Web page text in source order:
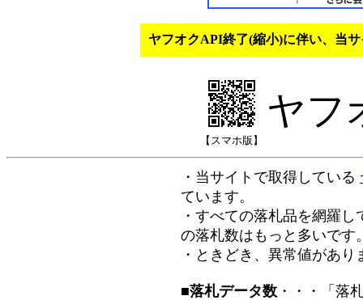
ヤフオクAPI終了(縮小)に伴い、当
【スマホ版】
ヤフ
・当サイトで取得している
ています。
・すべての落札品を網羅
の落札数はもっと多いです
・ときどき、異常値があ
■落札データ数 ・・・「落